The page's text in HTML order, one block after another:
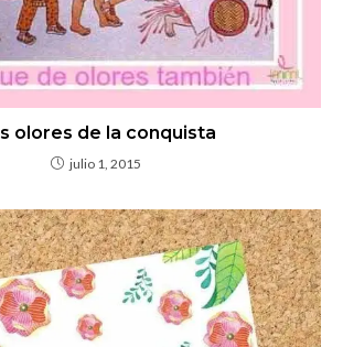
olores de la conquista
julio 1, 2015